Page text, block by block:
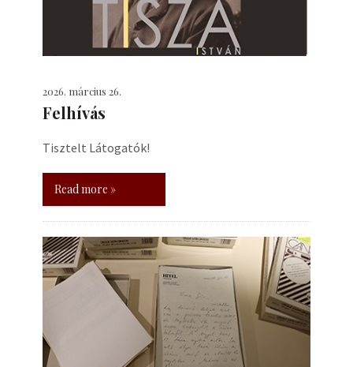
2026. március 26.
Felhívás
Tisztelt Látogatók!
Read more »